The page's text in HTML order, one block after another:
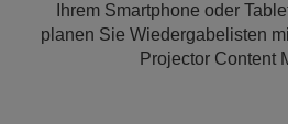
Ihrem Smartphone oder
planen Sie Wiedergabelisten
Projector Content